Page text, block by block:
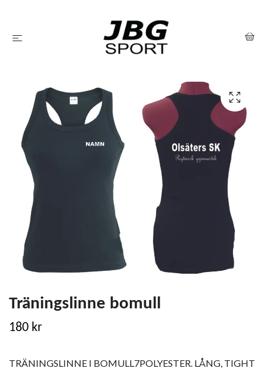
Träningslinne bomull
180 kr
TRÄNINGSLINNE I BOMULL7POLYESTER. LÅNG, TIGHT